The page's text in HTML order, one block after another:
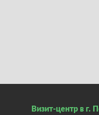
Визит-центр в г.